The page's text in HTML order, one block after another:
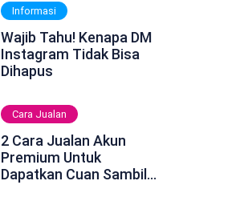
Informasi
Wajib Tahu! Kenapa DM
Instagram Tidak Bisa
Dihapus
Cara Jualan
2 Cara Jualan Akun
Premium Untuk
Dapatkan Cuan Sambil